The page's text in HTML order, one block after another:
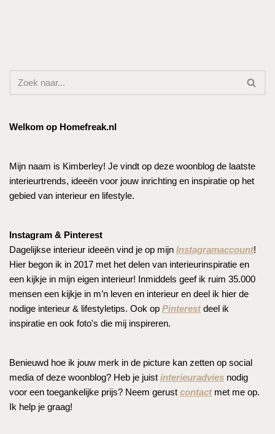
Welkom op Homefreak.nl
Mijn naam is Kimberley! Je vindt op deze woonblog de laatste
interieurtrends, ideeën voor jouw inrichting en inspiratie op het
gebied van interieur en lifestyle.
Instagram & Pinterest
Dagelijkse interieur ideeën vind je op mijn Instagramaccount!
Hier begon ik in 2017 met het delen van interieurinspiratie en
een kijkje in mijn eigen interieur! Inmiddels geef ik ruim 35.000
mensen een kijkje in m’n leven en interieur en deel ik hier de
nodige interieur & lifestyletips. Ook op Pinterestdeel ik
inspiratie en ook foto's die mij inspireren.
Benieuwd hoe ik jouw merk in de picture kan zetten op social
media of deze woonblog? Heb je juist interieuradvies nodig
voor een toegankelijke prijs? Neem gerust contactmet me op.
Ik help je graag!